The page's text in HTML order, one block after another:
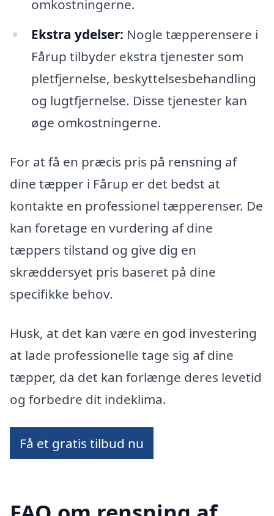
omkostningerne.
Ekstra ydelser: Nogle tæpperensere i
Fårup tilbyder ekstra tjenester som
pletfjernelse, beskyttelsesbehandling
og lugtfjernelse. Disse tjenester kan
øge omkostningerne.
For at få en præcis pris på rensning af
dine tæpper i Fårup er det bedst at
kontakte en professionel tæpperenser. De
kan foretage en vurdering af dine
tæppers tilstand og give dig en
skræddersyet pris baseret på dine
specifikke behov.
Husk, at det kan være en god investering
at lade professionelle tage sig af dine
tæpper, da det kan forlænge deres levetid
og forbedre dit indeklima.
Få et gratis tilbud nu